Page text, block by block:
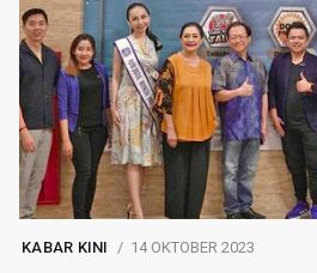
KABAR KINI 14 OKTOBER 2023